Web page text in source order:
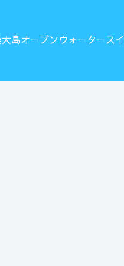
島オープンウォータース